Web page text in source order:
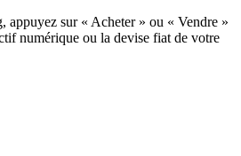
appuyez sur « Acheter » ou « Vendre »
numérique ou la devise fiat de votre